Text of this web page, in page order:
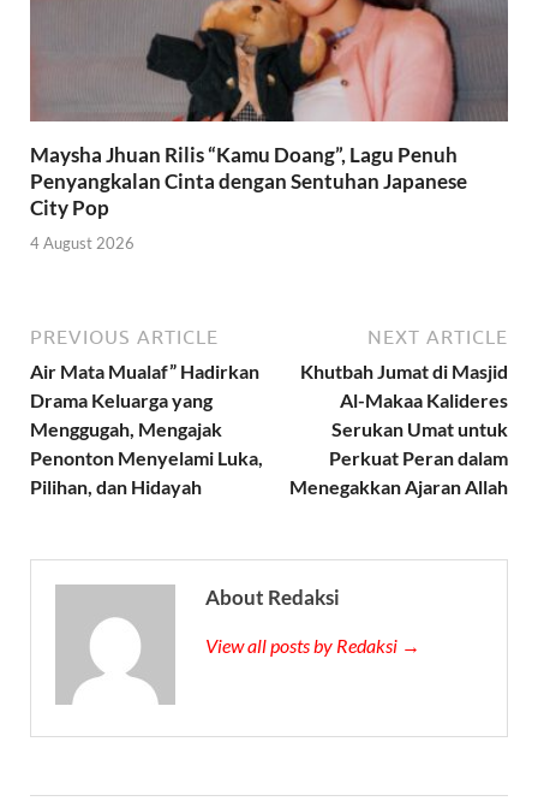
Maysha Jhuan Rilis “Kamu Doang”, Lagu Penuh
Penyangkalan Cinta dengan Sentuhan Japanese
City Pop
4 August 2026
PREVIOUS ARTICLE
Air Mata Mualaf” Hadirkan
Drama Keluarga yang
Menggugah, Mengajak
Penonton Menyelami Luka,
Pilihan, dan Hidayah
NEXT ARTICLE
Khutbah Jumat di Masjid
Al-Makaa Kalideres
Serukan Umat untuk
Perkuat Peran dalam
Menegakkan Ajaran Allah
About Redaksi
View all posts by Redaksi →